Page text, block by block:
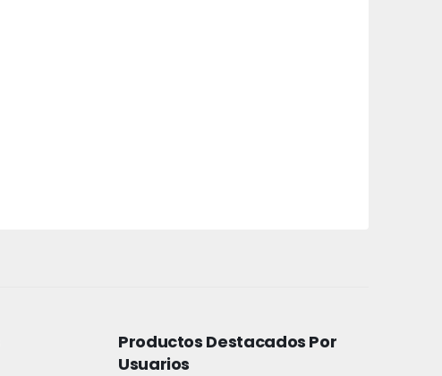
Productos Destacados Por
Usuarios